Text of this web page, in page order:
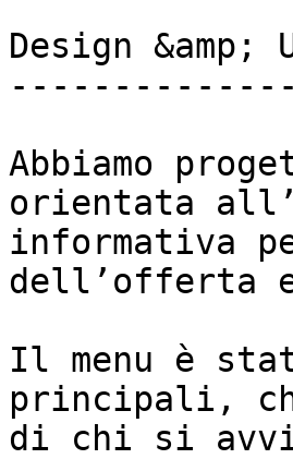
Design &amp;
Abbiamo
orientata
informativa
dell’offerta
Il menu è
principali,
di chi si